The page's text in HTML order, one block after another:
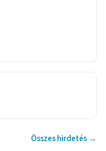
Összes hirdetés →